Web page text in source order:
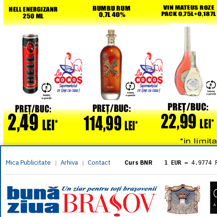
Mica Publicitate | Arhiva | Contact Curs BNR 1 EUR = 4.9774
= 5.8304
1 XAU= 464.4611
1 AED= 1.1933
1 AUD= 2.7957
1 BGN= 2.5449